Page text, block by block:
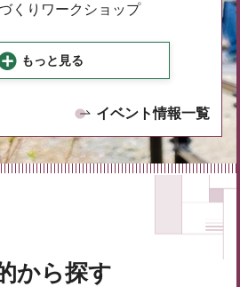
くりワークショップ
もっと見る
イベント情報一覧
から探す